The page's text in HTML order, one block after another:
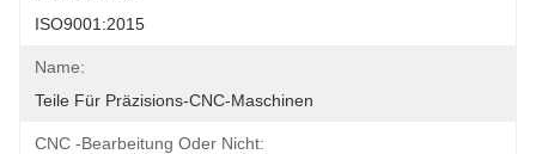
ISO9001:2015
Name:
Teile Für Präzisions-CNC-Maschinen
CNC -Bearbeitung Oder Nicht: